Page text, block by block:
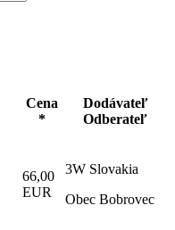
Cena
*
Dodávateľ
Odberateľ
66,00
EUR
3W Slovakia
Obec Bobrovec